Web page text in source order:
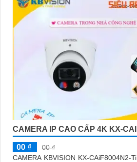
CAMERA IP CAO CẤP 4K KX-
00 ₫
00 ₫
CAMERA KBVISION KX-CAiF8004N2-